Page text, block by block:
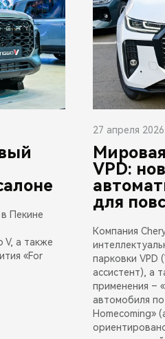
Пекине
V, а также
«For
27 апреля 2026
VPD:
для
Компания
парковки VPD
ассистент), а
применения –
автомобиля
Homecoming»